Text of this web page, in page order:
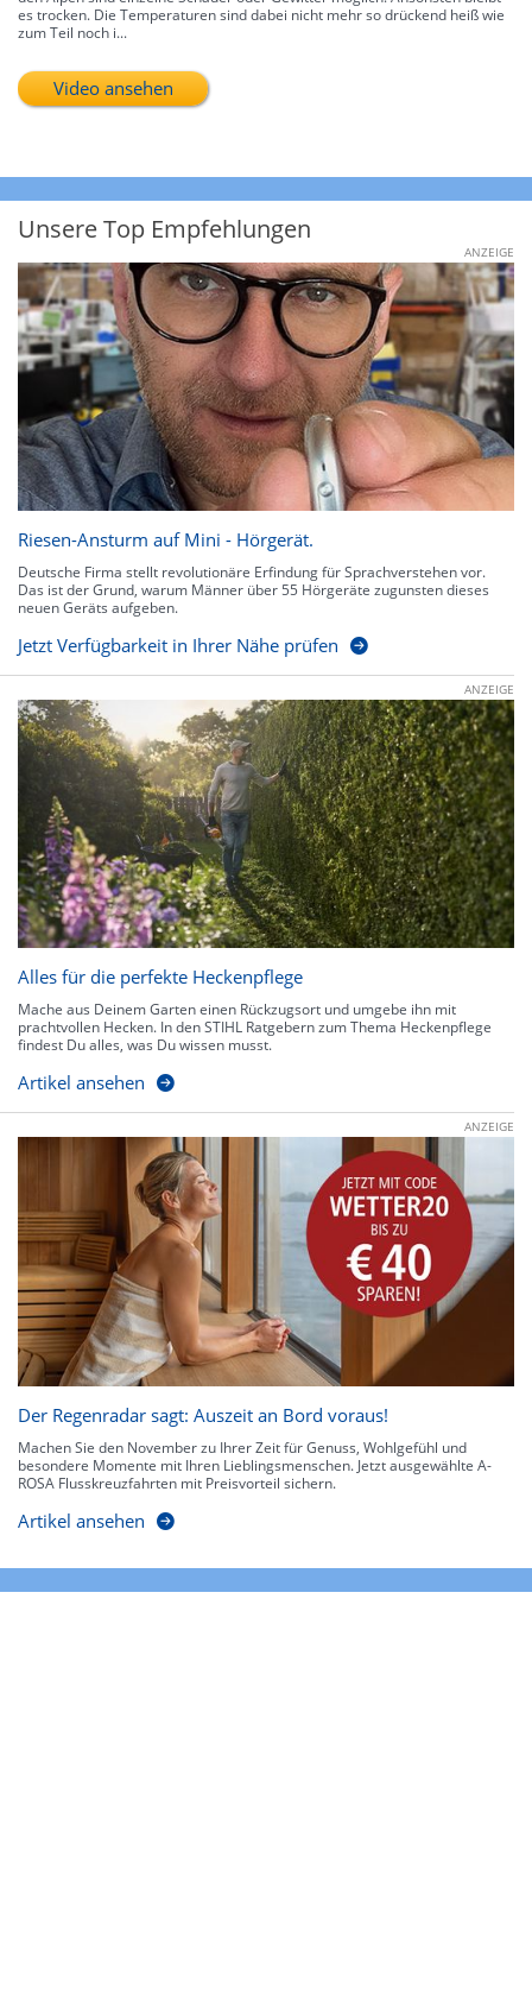
es trocken. Die Temperaturen sind dabei nicht mehr so drückend heiß wie
zum Teil noch i...
Video ansehen
Unsere Top Empfehlungen
ANZEIGE
Riesen-Ansturm auf Mini - Hörgerät.
Deutsche Firma stellt revolutionäre Erfindung für Sprachverstehen vor.
Das ist der Grund, warum Männer über 55 Hörgeräte zugunsten dieses
neuen Geräts aufgeben.
Jetzt Verfügbarkeit in Ihrer Nähe prüfen
ANZEIGE
Alles für die perfekte Heckenpflege
Mache aus Deinem Garten einen Rückzugsort und umgebe ihn mit
prachtvollen Hecken. In den STIHL Ratgebern zum Thema Heckenpflege
findest Du alles, was Du wissen musst.
Artikel ansehen
ANZEIGE
Der Regenradar sagt: Auszeit an Bord voraus!
Machen Sie den November zu Ihrer Zeit für Genuss, Wohlgefühl und
besondere Momente mit Ihren Lieblingsmenschen. Jetzt ausgewählte A-
ROSA Flusskreuzfahrten mit Preisvorteil sichern.
Artikel ansehen